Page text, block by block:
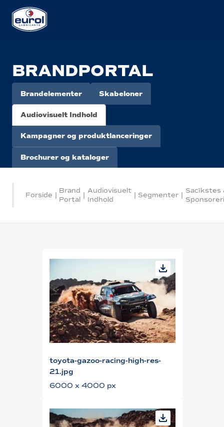
BRANDPORTAL
Brandelementer Skabeloner
Audiovisuelt Indhold
Kampagner og produktlanceringer
Brochurer og kataloger
Forside |
Brand
Portal
|
Audiovisuelt
Indhold
| Segmenter |
Sacīkstes
toyota-gazoo-racing-high-res-
21.jpg
6000 x 4000 px